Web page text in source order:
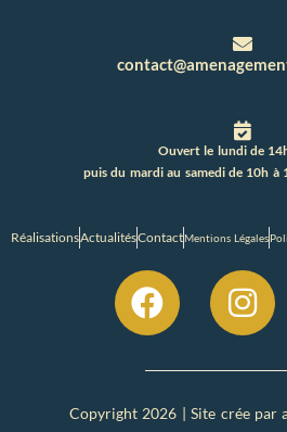
Ouvert le lundi de
puis du mardi au samedi de 10h à
RéalisationsActualitésContactMentions Légales
Copyright 2026 | Site crée par